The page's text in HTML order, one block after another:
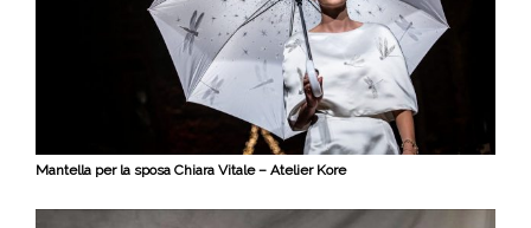
Mantella per la sposa Chiara Vitale – Atelier Kore